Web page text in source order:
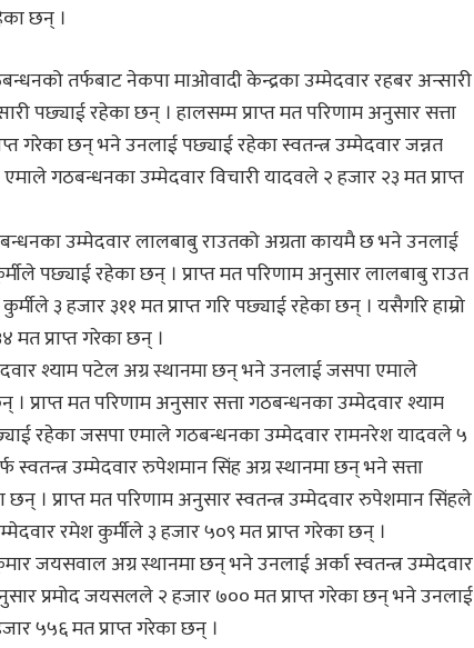
छन् ।
तर्फबाट नेकपा माओवादी केन्द्रका उम्मेदवार रहबर अन्सारी
पछ्याई रहेका छन् । हालसम्म प्राप्त मत परिणाम अनुसार सत्ता
गरेका छन् भने उनलाई पछ्याई रहेका स्वतन्त्र उम्मेदवार जन्नत
गठबन्धनका उम्मेदवार विचारी यादवले २ हजार २३ मत प्राप्त
उम्मेदवार लालबाबु राउतको अग्रता कायमै छ भने उनलाई
पछ्याई रहेका छन् । प्राप्त मत परिणाम अनुसार लालबाबु राउत
३ हजार ३११ मत प्राप्त गरि पछ्याई रहेका छन् । यसैगरि हाम्रो
मत प्राप्त गरेका छन् ।
श्याम पटेल अग्र स्थानमा छन् भने उनलाई जसपा एमाले
मत परिणाम अनुसार सत्ता गठबन्धनका उम्मेदवार श्याम
रहेका जसपा एमाले गठबन्धनका उम्मेदवार रामनरेश यादवले ५
स्वतन्त्र उम्मेदवार रुपेशमान सिंह अग्र स्थानमा छन् भने सत्ता
। प्राप्त मत परिणाम अनुसार स्वतन्त्र उम्मेदवार रुपेशमान सिंहले
रमेश कुर्मीले ३ हजार ५०९ मत प्राप्त गरेका छन् ।
जयसवाल अग्र स्थानमा छन् भने उनलाई अर्का स्वतन्त्र उम्मेदवार
प्रमोद जयसलले २ हजार ७०० मत प्राप्त गरेका छन् भने उनलाई
५५६ मत प्राप्त गरेका छन् ।